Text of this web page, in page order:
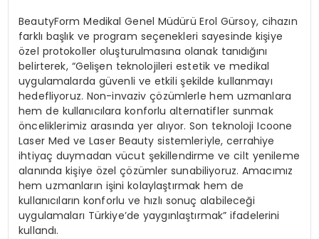
BeautyForm Medikal Genel Müdürü Erol Gürsoy, cihazın
farklı başlık ve program seçenekleri sayesinde kişiye
özel protokoller oluşturulmasına olanak tanıdığını
belirterek, “Gelişen teknolojileri estetik ve medikal
uygulamalarda güvenli ve etkili şekilde kullanmayı
hedefliyoruz. Non-invaziv çözümlerle hem uzmanlara
hem de kullanıcılara konforlu alternatifler sunmak
önceliklerimiz arasında yer alıyor. Son teknoloji Icoone
Laser Med ve Laser Beauty sistemleriyle, cerrahiye
ihtiyaç duymadan vücut şekillendirme ve cilt yenileme
alanında kişiye özel çözümler sunabiliyoruz. Amacımız
hem uzmanların işini kolaylaştırmak hem de
kullanıcıların konforlu ve hızlı sonuç alabileceği
uygulamaları Türkiye’de yaygınlaştırmak” ifadelerini
kullandı.